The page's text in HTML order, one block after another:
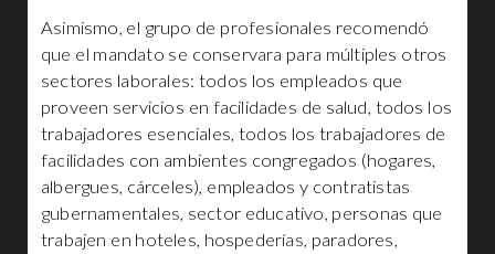
Asimismo, el grupo de profesionales recomendó
que el mandato se conservara para múltiples otros
sectores laborales: todos los empleados que
proveen servicios en facilidades de salud, todos los
trabajadores esenciales, todos los trabajadores de
facilidades con ambientes congregados (hogares,
albergues, cárceles), empleados y contratistas
gubernamentales, sector educativo, personas que
trabajen en hoteles, hospederías, paradores,